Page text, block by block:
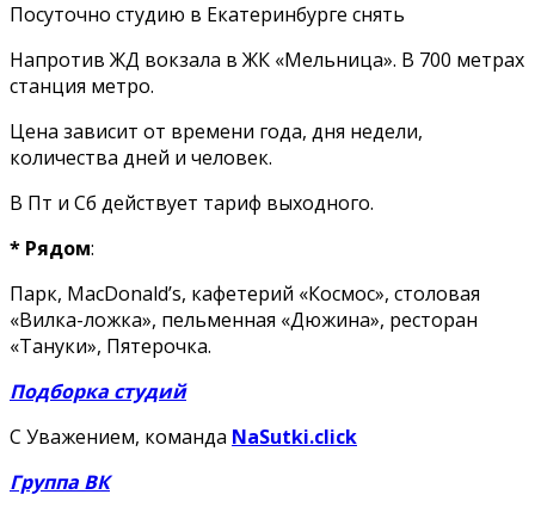
Посуточно студию в Екатеринбурге снять
Напротив ЖД вокзала в ЖК «Мельница». В 700 метрах
станция метро.
Цена зависит от времени года, дня недели,
количества дней и человек.
В Пт и Сб действует тариф выходного.
* Рядом:
Парк, MacDonald’s, кафетерий «Космос», столовая
«Вилка-ложка», пельменная «Дюжина», ресторан
«Тануки», Пятерочка.
Подборка студий
С Уважением, команда NaSutki.click
Группа ВК